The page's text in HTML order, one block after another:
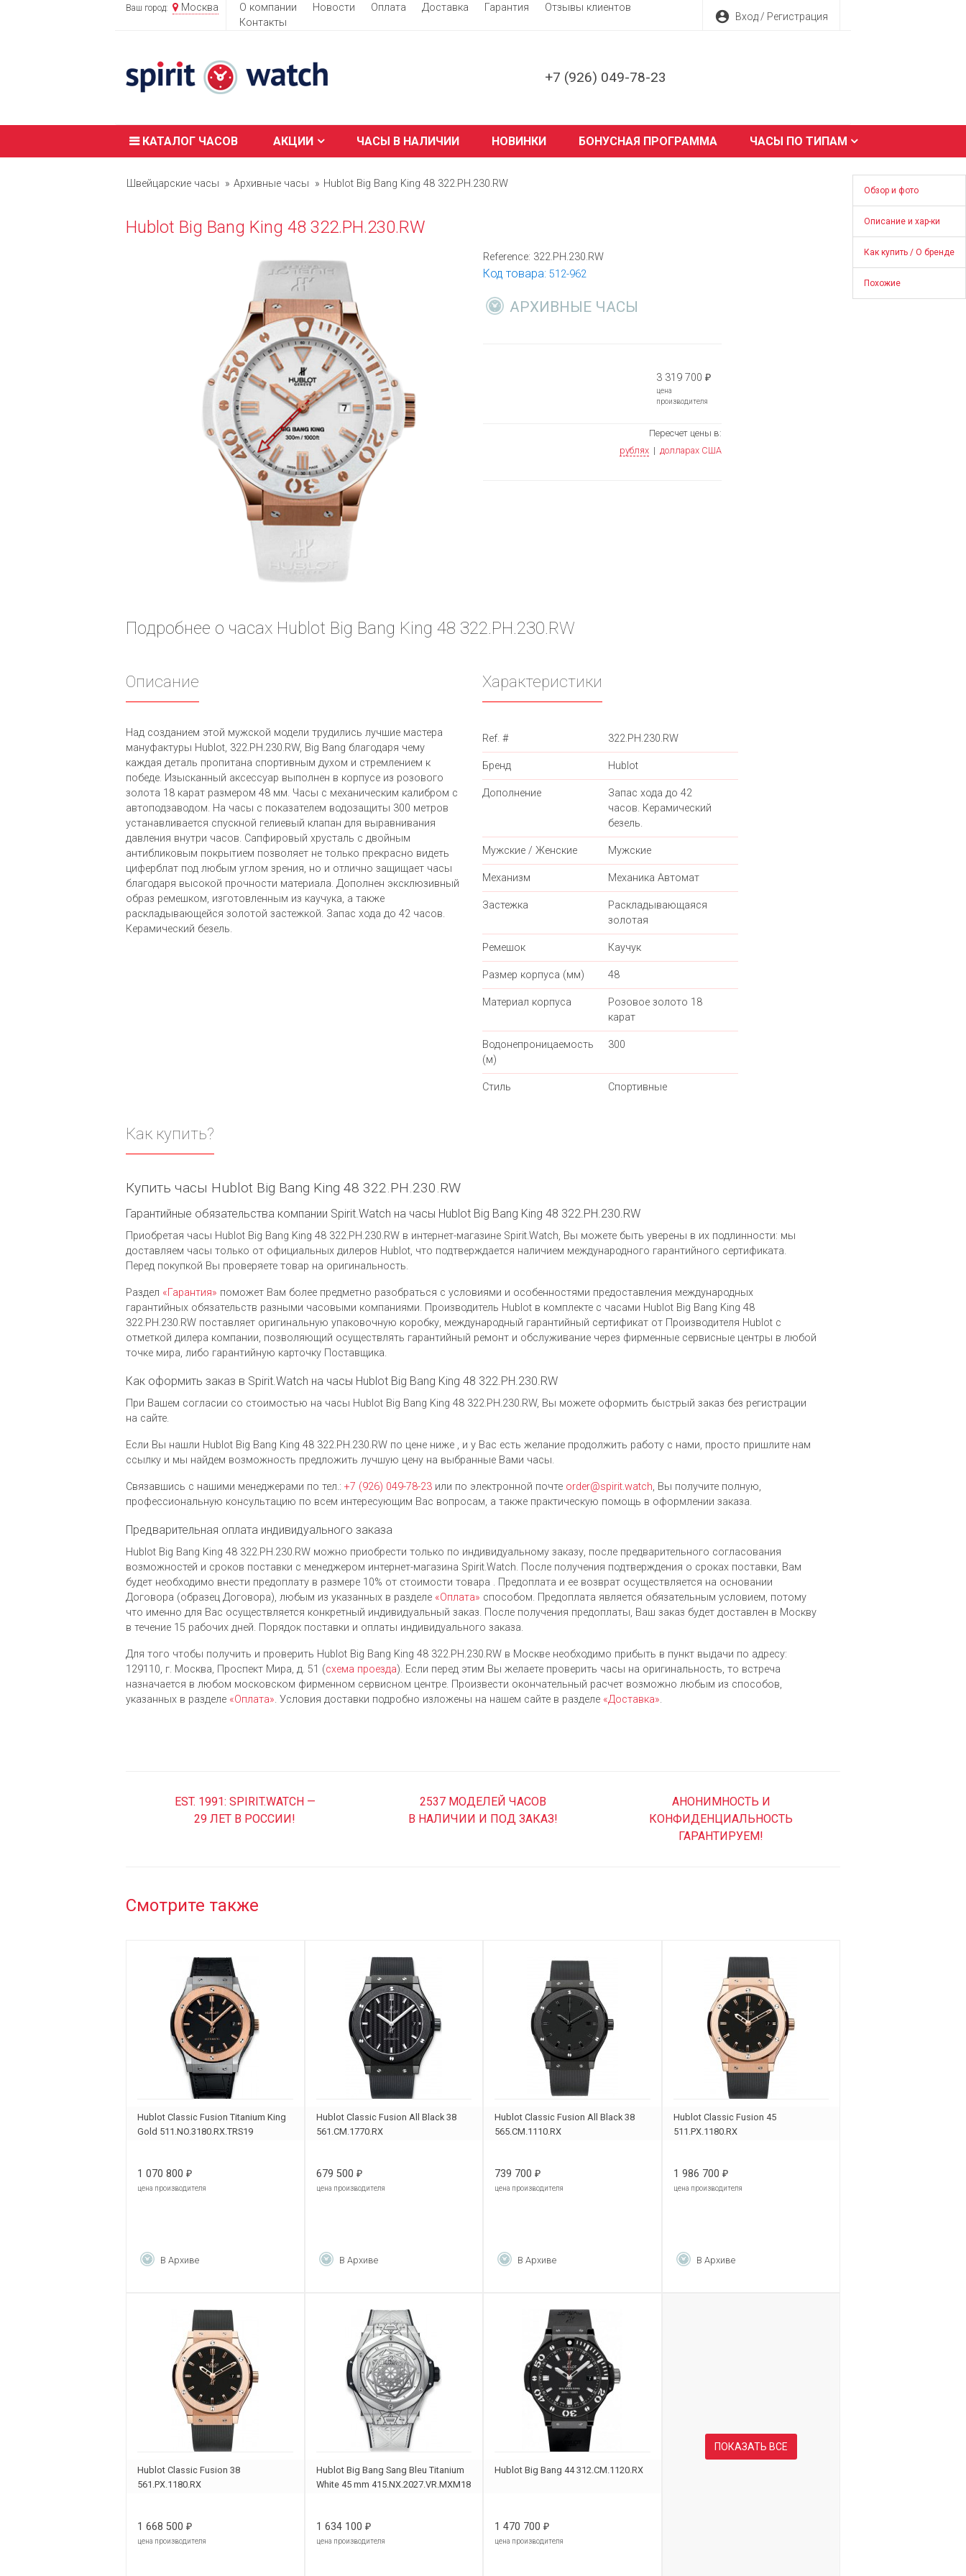
Ваш город: Москва О компании Новости Оплата Доставка Гарантия
Отзывы клиентов
Контакты
account_circle Вход / Регистрация
+7 (926) 049-78-23
КАТАЛОГ ЧАСОВ АКЦИИ ЧАСЫ В НАЛИЧИИ НОВИНКИ БОНУСНАЯ ПРОГРАММА ЧАСЫ ПО ТИПАМ
Обзор и фото
Описание и хар-ки
Как купить / О бренде
Похожие
Швейцарские часы Архивные часы Hublot Big Bang King 48 322.PH.230.RW
Hublot Big Bang King 48 322.PH.230.RW
Reference: 322.PH.230.RW
Код товара: 512-962
АРХИВНЫЕ ЧАСЫ
3 319 700₽
цена
производителя
Пересчет цены в:
рублях | долларах США
Подробнее о часах Hublot Big Bang King 48 322.PH.230.RW
Описание
Над созданием этой мужской модели трудились лучшие мастера
мануфактуры Hublot, 322.PH.230.RW, Big Bang благодаря чему
каждая деталь пропитана спортивным духом и стремлением к
победе. Изысканный аксессуар выполнен в корпусе из розового
золота 18 карат размером 48 мм. Часы с механическим калибром с
автоподзаводом. На часы с показателем водозащиты 300 метров
устанавливается спускной гелиевый клапан для выравнивания
давления внутри часов. Сапфировый хрусталь с двойным
антибликовым покрытием позволяет не только прекрасно видеть
циферблат под любым углом зрения, но и отлично защищает часы
благодаря высокой прочности материала. Дополнен эксклюзивный
образ ремешком, изготовленным из каучука, а также
раскладывающейся золотой застежкой. Запас хода до 42 часов.
Керамический безель.
Характеристики
Ref. # 322.PH.230.RW
Бренд Hublot
Дополнение
Запас хода до 42
часов. Керамический
безель.
Мужские / Женские Мужские
Механизм Механика Автомат
Застежка
Раскладывающаяся
золотая
Ремешок Каучук
Размер корпуса (мм) 48
Материал корпуса
Розовое золото 18
карат
Водонепроницаемость
(м)
300
Стиль Спортивные
Как купить?
Купить часы Hublot Big Bang King 48 322.PH.230.RW
Гарантийные обязательства компании Spirit.Watch на часы Hublot Big Bang King 48 322.PH.230.RW
Приобретая часы Hublot Big Bang King 48 322.PH.230.RW в интернет-магазине Spirit.Watch, Вы можете быть уверены в их подлинности: мы
доставляем часы только от официальных дилеров Hublot, что подтверждается наличием международного гарантийного сертификата.
Перед покупкой Вы проверяете товар на оригинальность.
Раздел «Гарантия» поможет Вам более предметно разобраться с условиями и особенностями предоставления международных
гарантийных обязательств разными часовыми компаниями. Производитель Hublot в комплекте с часами Hublot Big Bang King 48
322.PH.230.RW поставляет оригинальную упаковочную коробку, международный гарантийный сертификат от Производителя Hublot c
отметкой дилера компании, позволяющий осуществлять гарантийный ремонт и обслуживание через фирменные сервисные центры в любой
точке мира, либо гарантийную карточку Поставщика.
Как оформить заказ в Spirit.Watch на часы Hublot Big Bang King 48 322.PH.230.RW
При Вашем согласии со стоимостью на часы Hublot Big Bang King 48 322.PH.230.RW, Вы можете оформить быстрый заказ без регистрации
на сайте.
Если Вы нашли Hublot Big Bang King 48 322.PH.230.RW по цене ниже , и у Вас есть желание продолжить работу с нами, просто пришлите нам
ссылку и мы найдем возможность предложить лучшую цену на выбранные Вами часы.
Связавшись с нашими менеджерами по тел.: +7 (926) 049-78-23 или по электронной почте order@spirit.watch, Вы получите полную,
профессиональную консультацию по всем интересующим Вас вопросам, а также практическую помощь в оформлении заказа.
Предварительная оплата индивидуального заказа
Hublot Big Bang King 48 322.PH.230.RW можно приобрести только по индивидуальному заказу, после предварительного согласования
возможностей и сроков поставки с менеджером интернет-магазина Spirit.Watch. После получения подтверждения о сроках поставки, Вам
будет необходимо внести предоплату в размере 10% от стоимости товара . Предоплата и ее возврат осуществляется на основании
Договора (образец Договора), любым из указанных в разделе «Оплата» способом. Предоплата является обязательным условием, потому
что именно для Вас осуществляется конкретный индивидуальный заказ. После получения предоплаты, Ваш заказ будет доставлен в Москву
в течение 15 рабочих дней. Порядок поставки и оплаты индивидуального заказа.
Для того чтобы получить и проверить Hublot Big Bang King 48 322.PH.230.RW в Москве необходимо прибыть в пункт выдачи по адресу:
129110, г. Москва, Проспект Мира, д. 51 (схема проезда). Если перед этим Вы желаете проверить часы на оригинальность, то встреча
назначается в любом московском фирменном сервисном центре. Произвести окончательный расчет возможно любым из cпособов,
указанных в разделе «Оплата». Условия доставки подробно изложены на нашем сайте в разделе «Доставка».
EST. 1991: SPIRIT.WATCH —
29 ЛЕТ В РОССИИ!
2537 МОДЕЛЕЙ ЧАСОВ
В НАЛИЧИИ И ПОД ЗАКАЗ!
АНОНИМНОСТЬ И
КОНФИДЕНЦИАЛЬНОСТЬ
ГАРАНТИРУЕМ!
Смотрите также
Hublot Classic Fusion Titanium King
Gold 511.NO.3180.RX.TRS19
1 070 800 ₽
цена производителя
В Архиве
Hublot Classic Fusion All Black 38
561.CM.1770.RX
679 500 ₽
цена производителя
В Архиве
Hublot Classic Fusion All Black 38
565.CM.1110.RX
739 700 ₽
цена производителя
В Архиве
Hublot Classic Fusion 45
511.PX.1180.RX
1 986 700 ₽
цена производителя
В Архиве
Hublot Classic Fusion 38
561.PX.1180.RX
1 668 500 ₽
цена производителя
Hublot Big Bang Sang Bleu Titanium
White 45 mm 415.NX.2027.VR.MXM18
1 634 100 ₽
цена производителя
Hublot Big Bang 44 312.CM.1120.RX
1 470 700 ₽
цена производителя
ПОКАЗАТЬ ВСЕ